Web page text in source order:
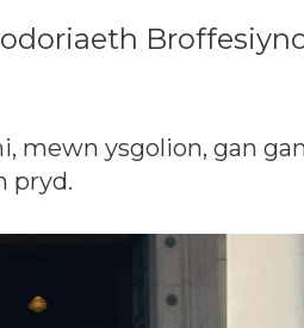
mewn ysgolion, gan
pryd.